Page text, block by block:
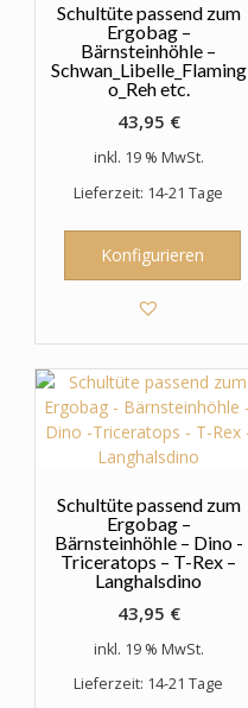
Schultüte passend zum
Ergobag –
Bärnsteinhöhle –
Schwan_Libelle_Flaming
o_Reh etc.
43,95 €
inkl. 19 % MwSt.
Lieferzeit: 14-21 Tage
Konfigurieren
Schultüte passend zum
Ergobag –
Bärnsteinhöhle – Dino -
Triceratops – T-Rex –
Langhalsdino
43,95 €
inkl. 19 % MwSt.
Lieferzeit: 14-21 Tage